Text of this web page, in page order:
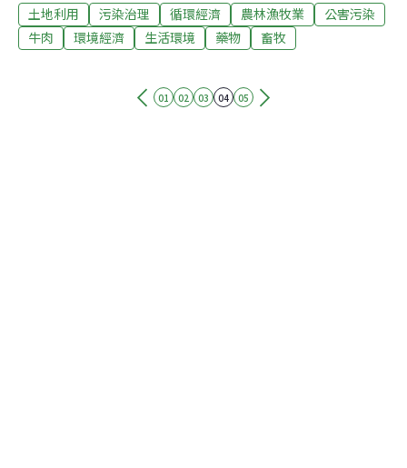
為，對於任何一位懂得肉類貿易對新西蘭重要性的人，都
會看到Carl Houghton的行為給國家帶來災難性的信譽損
息，就是一定要重視農用藥物的使用，因為其後果是非常
土地利用 污染治理 循環經濟 農林漁牧業
公害污染
牛肉
環境經濟 生活環境 藥物 畜牧
01 02 03 04 05